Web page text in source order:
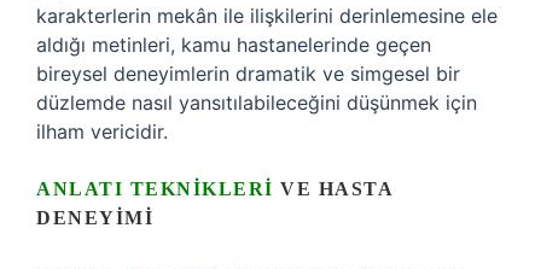
karakterlerin mekân ile ilişkilerini derinlemesine ele
aldığı metinleri, kamu hastanelerinde geçen
bireysel deneyimlerin dramatik ve simgesel bir
düzlemde nasıl yansıtılabileceğini düşünmek için
ilham vericidir.
ANLATI TEKNIKLERI VE HASTA
DENEYIMI